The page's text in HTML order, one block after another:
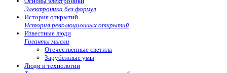
Электроника без формул
История открытий
История революционных открытий
Известные люди
Гиганты мысли
Отечественные светила
Зарубежные умы
Люди и технологии